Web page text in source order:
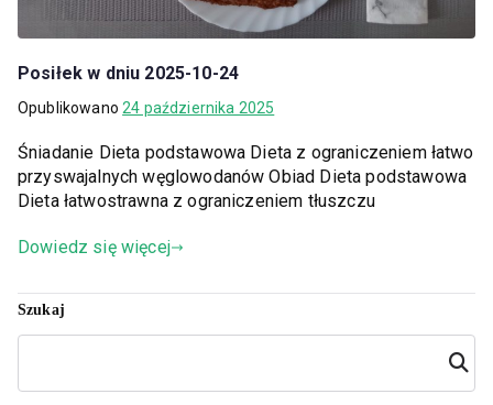
Posiłek w dniu 2025-10-24
Opublikowano24 października 2025
Śniadanie Dieta podstawowa Dieta z ograniczeniem łatwo
przyswajalnych węglowodanów Obiad Dieta podstawowa
Dieta łatwostrawna z ograniczeniem tłuszczu
Dowiedz się więcej
Szukaj
Szuka
j